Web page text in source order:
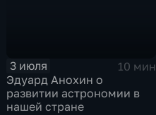
3 июля
10 мин
Эдуард Анохин о
развитии астрономии в
нашей стране